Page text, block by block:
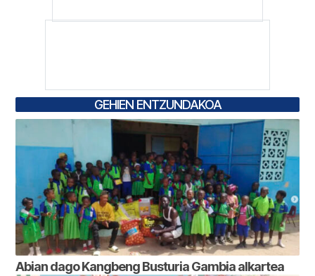
GEHIEN ENTZUNDAKOA
Abian dago Kangbeng Busturia Gambia alkartea